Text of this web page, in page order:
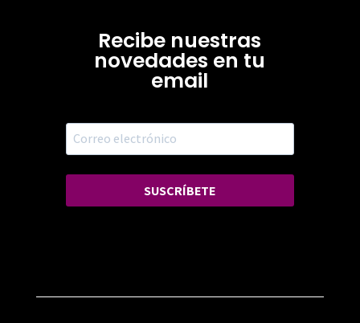
Recibe nuestras
novedades en tu
email
SUSCRÍBETE